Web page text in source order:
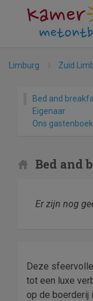
Limburg Zuid
Bed and
Eigenaar
Ons gastenboek
Er zijn nog
Deze
tot een luxe
op de boerderij